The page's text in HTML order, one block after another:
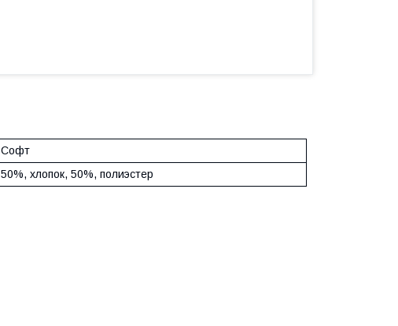
Софт
50%, хлопок, 50%, полиэстер